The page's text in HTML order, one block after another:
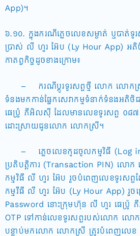
App)។
៦.១០. ក្នុងករណីភ្លេចលេខសម្ងាត់ ឬបាត់ទូរ
ប្រាស់ លី ហួរ អ៊ែប (Ly Hour App) អតិថិ
កាតព្វកិច្ចដូចខាងក្រោម៖
– ករណីប្តូរទូរសព្ទថ្មី លោក លោកស្រី ត្
ទំនងមកកាន់ផ្នែកសេវាកម្មទំនាក់ទំនងអ
ផេប៉្រូ ភីអិលស៊ី ដែលមានលេខទូរសព្ទ ០៨៧
ដោះស្រាយជូនលោក លោកស្រី។
– ភ្លេចលេខកូដចូលកម្មវិធី (Log
ប្រតិបត្តិការ (Transaction PIN) លោ
កម្មវិធី លី ហួរ អ៊ែប រួចបំពេញលេខទូរសព្ទ
កម្មវីធី លី ហួរ អ៊ែប (Ly Hour App) រួច
Password នោះក្រុមហ៊ុន លី ហួរ ផេប៉្រូ
OTP ទៅកាន់លេខទូរសព្ទរបស់លោក លោក
បន្ទាប់មកលោក លោកស្រី ត្រូវបំពេញលេខ